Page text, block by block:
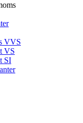
VVS
VS
SI